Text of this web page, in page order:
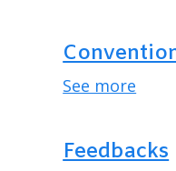
See more
Feedbacks